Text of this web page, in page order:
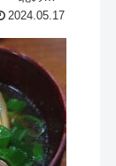
ら （楽天
切り込
2024.05.17